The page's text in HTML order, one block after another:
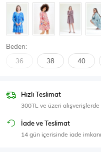
Body Atlet
SPOR GİYİM
Eşofman Üstü
Beden:
36 38 40
Hızlı Teslimat
300TL ve üzeri alışverişlerde
İade ve Teslimat
14 gün içerisinde iade imkanı